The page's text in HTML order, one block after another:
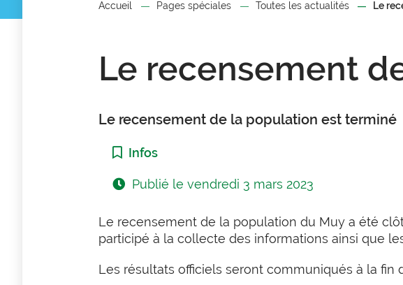
Accueil Pages spéciales Toutes les actualités Le
Le recensement
Le recensement de la population est terminé
Catégorie :
Infos
Publié levendredi 3 mars 2023
Le recensement de la population du Muy a été
participé à la collecte des informations ainsi que
Les résultats officiels seront communiqués à la fin